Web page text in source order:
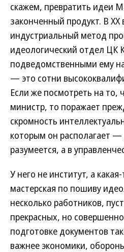
скажем, превратить идеи
законченный продукт. В ХХ
индустриальный метод
идеологический отдел ЦК
подведомственными ему
— это сотни
Если же посмотреть на то,
министр, то поражает
скромность
которым он располагает
разумеется, а в
У него не институт, а
мастерская по пошиву
несколько работников,
прекрасных, но
подготовке документов
важнее экономики,